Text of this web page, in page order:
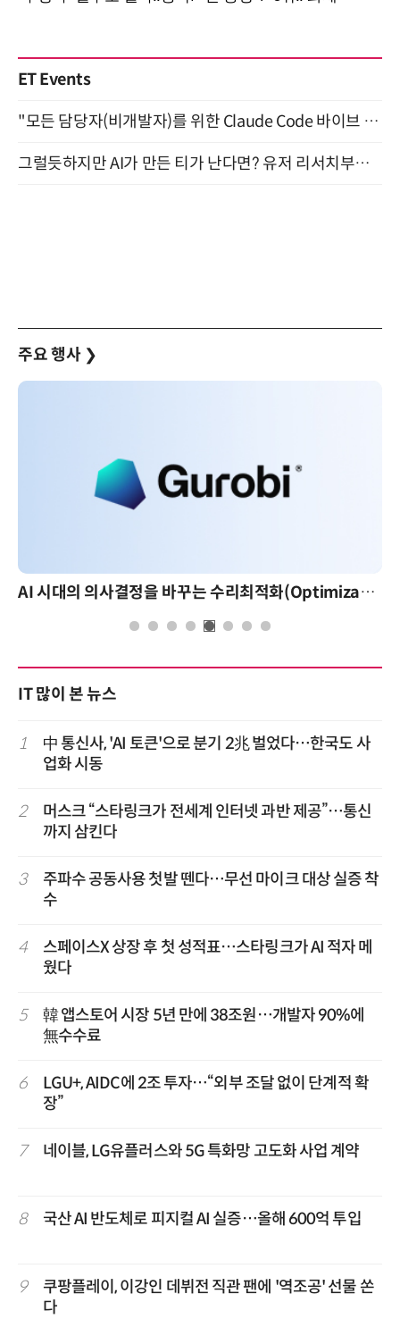
ET Events
"모든 담당자(비개발자)를 위한 Claude Code 바이브 코딩 2-day 부트캠프" 9월 16~17일 개최
그럴듯하지만 AI가 만든 티가 난다면? 유저 리서치부터 배포까지! (9/15)
주요 행사 ❯
AI 시대의 의사결정을 바꾸는 수리최적화(Optimization): 실제 산업 적용 사례와 활용 전략
IT 많이 본 뉴스
1
中 통신사, 'AI 토큰'으로 분기 2兆 벌었다…한국도 사
업화 시동
2
머스크 “스타링크가 전세계 인터넷 과반 제공”…통신
까지 삼킨다
3
주파수 공동사용 첫발 뗀다…무선 마이크 대상 실증 착
수
4
스페이스X 상장 후 첫 성적표…스타링크가 AI 적자 메
웠다
5
韓 앱스토어 시장 5년 만에 38조원…개발자 90%에
無수수료
6
LGU+, AIDC에 2조 투자…“외부 조달 없이 단계적 확
장”
7 네이블, LG유플러스와 5G 특화망 고도화 사업 계약
8 국산 AI 반도체로 피지컬 AI 실증…올해 600억 투입
9
쿠팡플레이, 이강인 데뷔전 직관 팬에 '역조공' 선물 쏜
다